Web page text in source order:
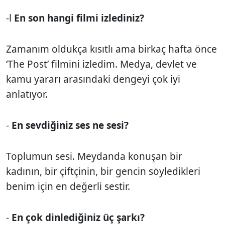
-l En son hangi filmi izlediniz?
Zamanım oldukça kısıtlı ama birkaç hafta önce
‘The Post’ filmini izledim. Medya, devlet ve
kamu yararı arasındaki dengeyi çok iyi
anlatıyor.
- En sevdiğiniz ses ne sesi?
Toplumun sesi. Meydanda konuşan bir
kadının, bir çiftçinin, bir gencin söyledikleri
benim için en değerli sestir.
- En çok dinlediğiniz üç şarkı?